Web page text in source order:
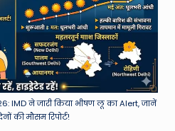
IMD ने जारी किया भीषण लू का Alert, जानें
की मौसम रिपोर्ट!